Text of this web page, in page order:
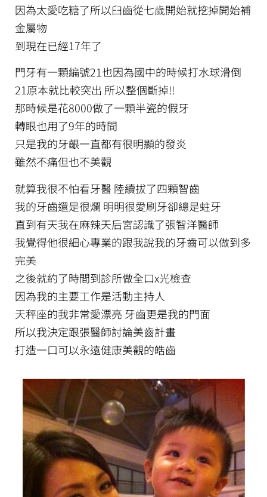
因為太愛吃糖了所以臼齒從七歲開始就挖掉開始補
金屬物
到現在已經17年了
門牙有一顆編號21也因為國中的時候打水球滑倒
21原本就比較突出 所以整個斷掉!!
那時候是花8000做了一顆半瓷的假牙
轉眼也用了9年的時間
只是我的牙齦一直都有很明顯的發炎
雖然不痛但也不美觀
就算我很不怕看牙醫 陸續拔了四顆智齒
我的牙齒還是很爛 明明很愛刷牙卻總是蛀牙
直到有天我在麻辣天后宮認識了張智洋醫師
我覺得他很細心專業的跟我說我的牙齒可以做到多
完美
之後就約了時間到診所做全口x光檢查
因為我的主要工作是活動主持人
天秤座的我非常愛漂亮 牙齒更是我的門面
所以我決定跟張醫師討論美齒計畫
打造一口可以永遠健康美觀的皓齒